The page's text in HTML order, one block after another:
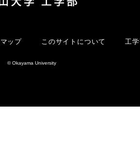
ップ このサイトについて 工
© Okayama University